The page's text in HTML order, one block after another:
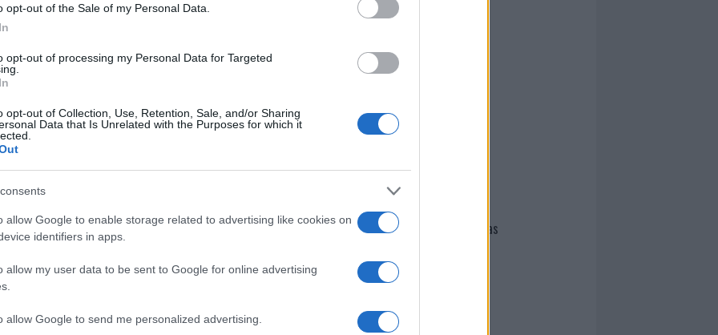
opt-out of the Sale of my Personal Data.
opt-out of processing my Personal Data for Targeted
opt-out of Collection, Use, Retention, Sale, and/or Sharing
Data that Is Unrelated with the Purposes for which it
allow Google to enable storage related to advertising like cookies on
identifiers in apps.
allow my user data to be sent to Google for online advertising
allow Google to send me personalized advertising.
festafuori dagli spazi istituzionali. Il format
fa con ottimi riscontri, si arricchirà della
Zappadu. Il noto artista sarà il
venerdì 9 e sabato 10 maggio,
Cervo
e convivialità. Un modo per rendere ancora
del Festival, che da tempo ha aperto
saranno
ai buyer, mentre da sabato si apriranno
e gli appassionati. In calendario anche una
da una giuria di esperti, i cui vini
Giovannimaria Cabras